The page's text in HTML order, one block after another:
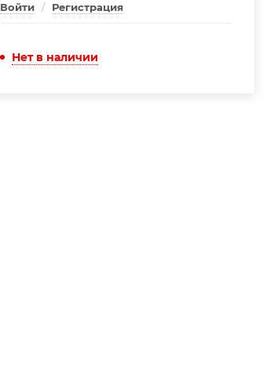
Войти / Регистрация
Нет в наличии